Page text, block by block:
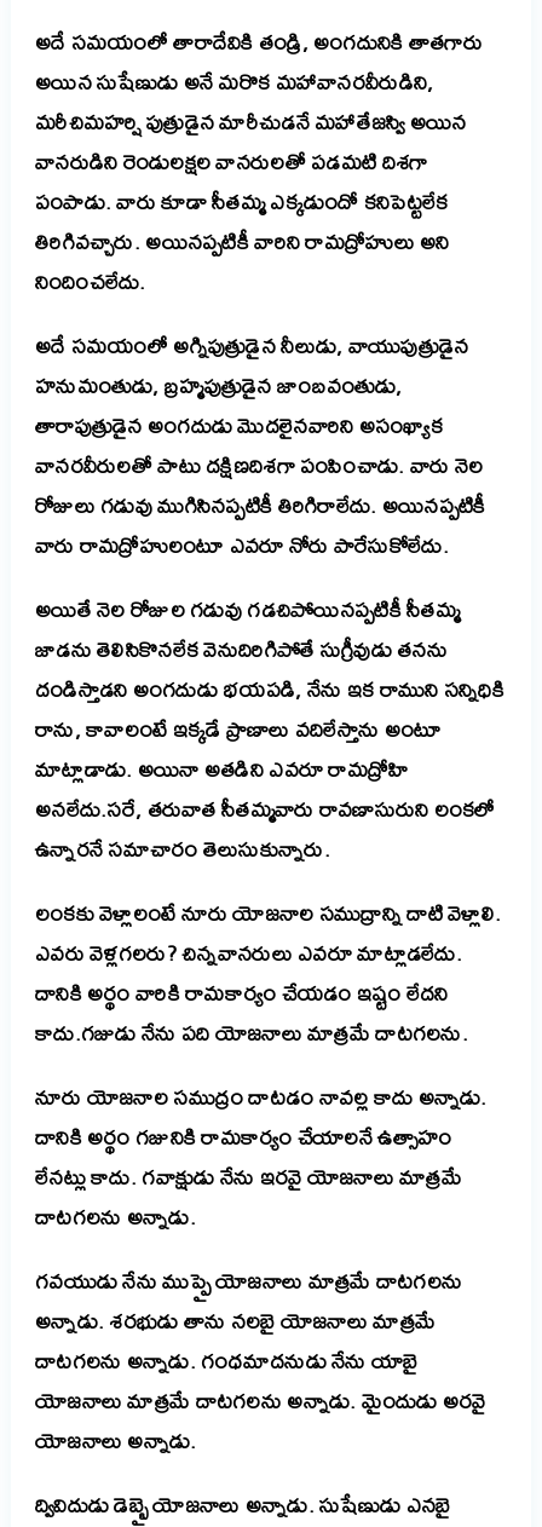
అదే సమయంలో తారాదేవికి తండ్రి, అంగదునికి తాతగారు
అయిన సుషేణుడు అనే మరొక మహావానరవీరుడిని,
మరీచిమహర్షి పుత్రుడైన మారీచుడనే మహాతేజస్వి అయిన
వానరుడిని రెండులక్షల వానరులతో పడమటి దిశగా
పంపాడు. వారు కూడా సీతమ్మ ఎక్కడుందో కనిపెట్టలేక
తిరిగివచ్చారు. అయినప్పటికీ వారిని రామద్రోహులు అని
నిందించలేదు.
అదే సమయంలో అగ్నిపుత్రుడైన నీలుడు, వాయుపుత్రుడైన
హనుమంతుడు, బ్రహ్మపుత్రుడైన జాంబవంతుడు,
తారాపుత్రుడైన అంగదుడు మొదలైనవారిని అసంఖ్యాక
వానరవీరులతో పాటు దక్షిణదిశగా పంపించాడు. వారు నెల
రోజులు గడువు ముగిసినప్పటికీ తిరిగిరాలేదు. అయినప్పటికీ
వారు రామద్రోహులంటూ ఎవరూ నోరు పారేసుకోలేదు.
అయితే నెల రోజుల గడువు గడచిపోయినప్పటికీ సీతమ్మ
జాడను తెలిసికొనలేక వెనుదిరిగిపోతే సుగ్రీవుడు తనను
దండిస్తాడని అంగదుడు భయపడి, నేను ఇక రాముని సన్నిధికి
రాను, కావాలంటే ఇక్కడే ప్రాణాలు వదిలేస్తాను అంటూ
మాట్లాడాడు. అయినా అతడిని ఎవరూ రామద్రోహి
అనలేదు.సరే, తరువాత సీతమ్మవారు రావణాసురుని లంకలో
ఉన్నారనే సమాచారం తెలుసుకున్నారు.
లంకకు వెళ్లాలంటే నూరు యోజనాల సముద్రాన్ని దాటి వెళ్లాలి.
ఎవరు వెళ్లగలరు? చిన్నవానరులు ఎవరూ మాట్లాడలేదు.
దానికి అర్థం వారికి రామకార్యం చేయడం ఇష్టం లేదని
కాదు.గజుడు నేను పది యోజనాలు మాత్రమే దాటగలను.
నూరు యోజనాల సముద్రం దాటడం నావల్ల కాదు అన్నాడు.
దానికి అర్థం గజునికి రామకార్యం చేయాలనే ఉత్సాహం
లేనట్లు కాదు. గవాక్షుడు నేను ఇరవై యోజనాలు మాత్రమే
దాటగలను అన్నాడు.
గవయుడు నేను ముప్పై యోజనాలు మాత్రమే దాటగలను
అన్నాడు. శరభుడు తాను నలబై యోజనాలు మాత్రమే
దాటగలను అన్నాడు. గంధమాదనుడు నేను యాబై
యోజనాలు మాత్రమే దాటగలను అన్నాడు. మైందుడు అరవై
యోజనాలు అన్నాడు.
ద్వివిదుడు డెబ్బై యోజనాలు అన్నాడు. సుషేణుడు ఎనబై